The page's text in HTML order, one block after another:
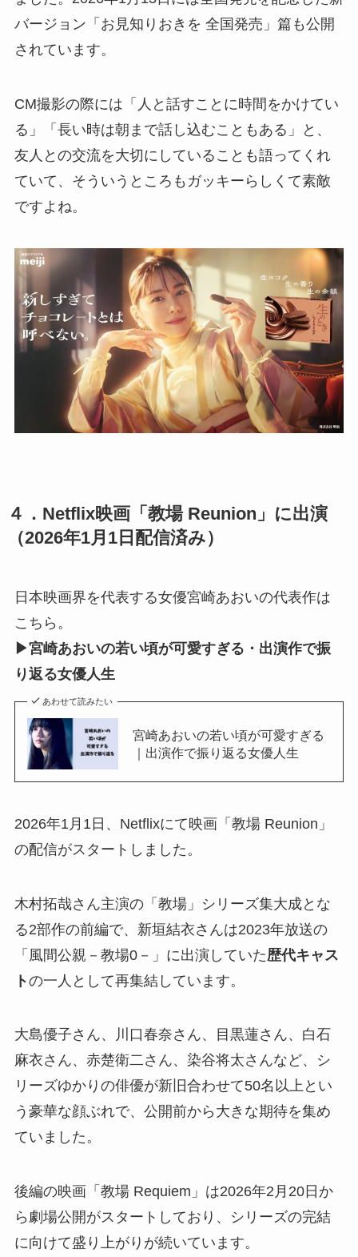
バージョン「お見知りおきを 全国発売」篇も公開
されています。
CM撮影の際には「人と話すことに時間をかけてい
る」「長い時は朝まで話し込むこともある」と、
友人との交流を大切にしていることも語ってくれ
ていて、そういうところもガッキーらしくて素敵
ですよね。
４．Netflix映画「教場 Reunion」に出演
（2026年1月1日配信済み）
日本映画界を代表する女優宮崎あおいの代表作は
こちら。
▶宮崎あおいの若い頃が可愛すぎる・出演作で振
り返る女優人生
あわせて読みたい
宮崎あおいの若い頃が可愛すぎる
｜出演作で振り返る女優人生
2026年1月1日、Netflixにて映画「教場 Reunion」
の配信がスタートしました。
木村拓哉さん主演の「教場」シリーズ集大成とな
る2部作の前編で、新垣結衣さんは2023年放送の
「風間公親－教場0－」に出演していた歴代キャス
トの一人として再集結しています。
大島優子さん、川口春奈さん、目黒蓮さん、白石
麻衣さん、赤楚衛二さん、染谷将太さんなど、シ
リーズゆかりの俳優が新旧合わせて50名以上とい
う豪華な顔ぶれで、公開前から大きな期待を集め
ていました。
後編の映画「教場 Requiem」は2026年2月20日か
ら劇場公開がスタートしており、シリーズの完結
に向けて盛り上がりが続いています。